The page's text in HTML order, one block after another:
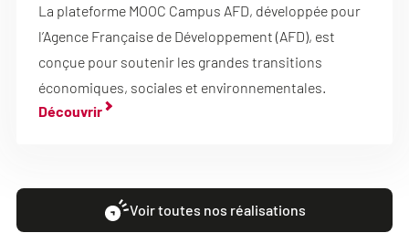
La plateforme MOOC Campus AFD, développée pour
l’Agence Française de Développement (AFD), est
conçue pour soutenir les grandes transitions
économiques, sociales et environnementales.
Découvrir
Voir toutes nos réalisations